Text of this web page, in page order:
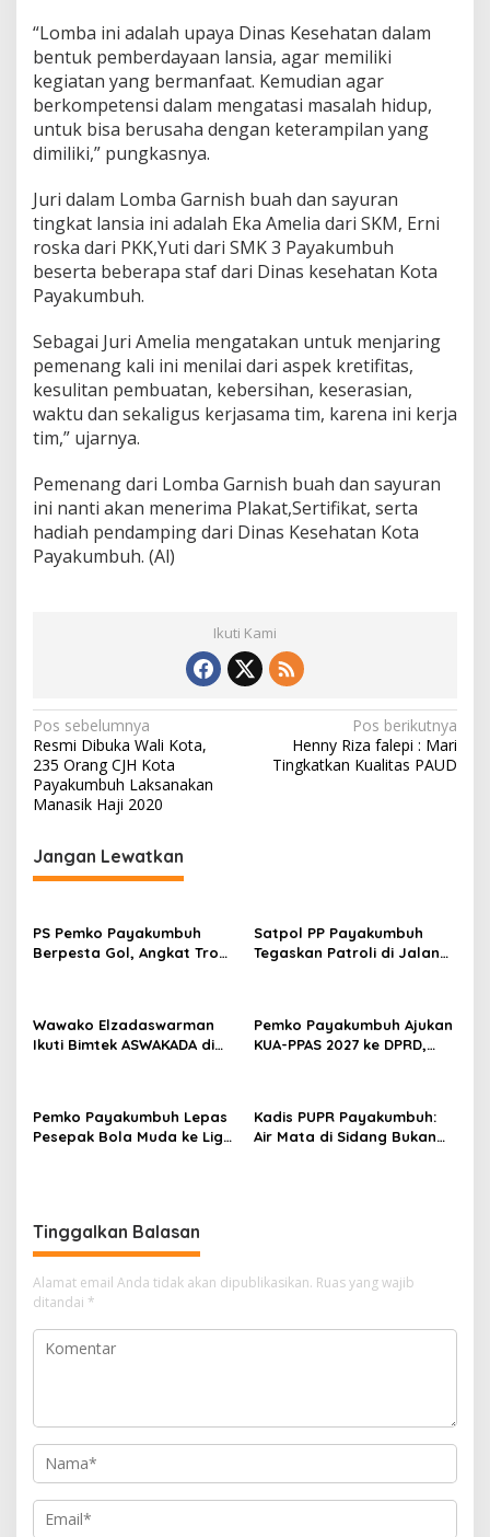
a
y
u
r
a
n
g
k
a
t
s
i
a
“Lomba ini adalah upaya Dinas Kesehatan dalam
bentuk pemberdayaan lansia, agar memiliki
kegiatan yang bermanfaat. Kemudian agar
berkompetensi dalam mengatasi masalah hidup,
untuk bisa berusaha dengan keterampilan yang
dimiliki,” pungkasnya.
Juri dalam Lomba Garnish buah dan sayuran
tingkat lansia ini adalah Eka Amelia dari SKM, Erni
roska dari PKK,Yuti dari SMK 3 Payakumbuh
beserta beberapa staf dari Dinas kesehatan Kota
Payakumbuh.
Sebagai Juri Amelia mengatakan untuk menjaring
pemenang kali ini menilai dari aspek kretifitas,
kesulitan pembuatan, kebersihan, keserasian,
waktu dan sekaligus kerjasama tim, karena ini kerja
tim,” ujarnya.
Pemenang dari Lomba Garnish buah dan sayuran
ini nanti akan menerima Plakat,Sertifikat, serta
hadiah pendamping dari Dinas Kesehatan Kota
Payakumbuh. (Al)
Ikuti Kami
N
a
v
i
g
a
i
s
Pos sebelumnya
Resmi Dibuka Wali Kota,
235 Orang CJH Kota
Payakumbuh Laksanakan
Manasik Haji 2020
Pos berikutnya
Henny Riza falepi : Mari
Tingkatkan Kualitas PAUD
Jangan Lewatkan
PS Pemko Payakumbuh
Berpesta Gol, Angkat Trofi
Satpol PP Payakumbuh
Tegaskan Patroli di Jalan
Wawako Elzadaswarman
Ikuti Bimtek ASWAKADA di
Pemko Payakumbuh Ajukan
KUA-PPAS 2027 ke DPRD,
Pemko Payakumbuh Lepas
Pesepak Bola Muda ke Liga
Kadis PUPR Payakumbuh:
Air Mata di Sidang Bukan
Tinggalkan Balasan
Alamat email Anda tidak akan dipublikasikan. Ruas yang wajib
ditandai *